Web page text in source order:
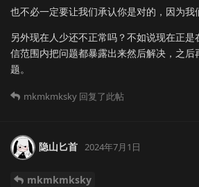
也不必一定要让我们承认你是对的，因为我
另外现在人少还不正常吗？不如说现在正
信范围内把问题都暴露出来然后解决，之后
题。
mkmkmksky 回复了此帖
隐山匕首 2024年7月1日
mkmkmksky